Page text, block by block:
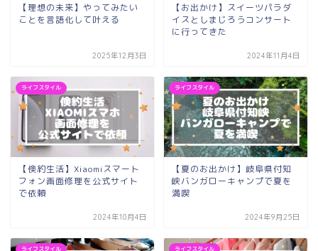
【理想の未来】やってみたい
ことを言語化して叶える
2025年12月3日
【お出かけ】スイーツパラダ
イスとしまじろうコンサート
に行ってきた
2024年11月4日
ライフスタイル
【倹約生活】Xiaomiスマート
フォン画面修理を公式サイト
で依頼
2024年10月4日
ライフスタイル
【夏のお出かけ】岐阜県付知
峡バンガローキャンプで夏を
満喫
2024年9月25日
ライフスタイル ライフスタイル